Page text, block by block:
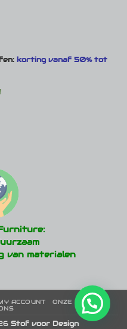
korting vanaf 50% tot
van materialen
ACCOUNT
ONZE MERKEN
Stof voor Design